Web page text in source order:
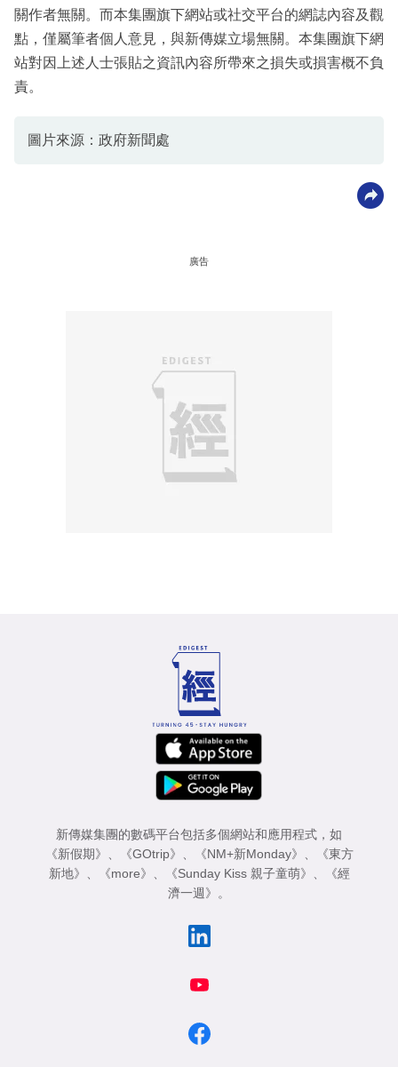
關作者無關。而本集團旗下網站或社交平台的網誌內容及觀
點，僅屬筆者個人意見，與新傳媒立場無關。本集團旗下網
站對因上述人士張貼之資訊內容所帶來之損失或損害概不負
責。
圖片來源：政府新聞處
廣告
新傳媒集團的數碼平台包括多個網站和應用程式，如
《新假期》
《GOtrip》 《NM+新Monday》
《東方
新地》
《more》 《Sunday Kiss 親子童萌》
《經
濟一週》
。